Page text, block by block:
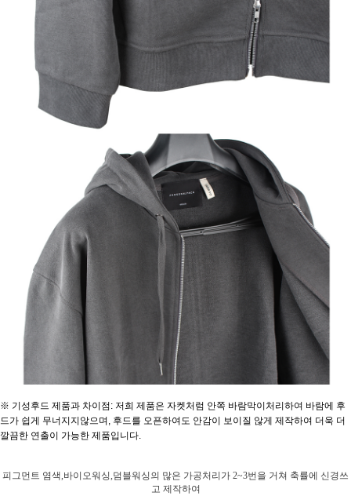
※ 기성후드 제품과 차이점: 저희 제품은 자켓처럼 안쪽 바람막이처리하여 바람에 후
드가 쉽게 무너지지않으며, 후드를 오픈하여도 안감이 보이질 않게 제작하여 더욱 더
깔끔한 연출이 가능한 제품입니다.
피그먼트 염색,바이오워싱,덤블워싱의 많은 가공처리가 2~3번을 거쳐 축률에 신경쓰
고 제작하여